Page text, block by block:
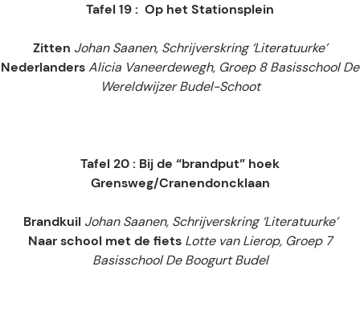
Tafel 19 : Op het Stationsplein
Zitten Johan Saanen, Schrijverskring ‘Literatuurke’
NederlandersAlicia Vaneerdewegh, Groep 8 Basisschool De
Wereldwijzer Budel-Schoot
Tafel 20 : Bij de “brandput” hoek
Grensweg/Cranendoncklaan
Brandkuil Johan Saanen, Schrijverskring ‘Literatuurke’
Naar school met de fiets Lotte van Lierop, Groep 7
Basisschool De Boogurt Budel